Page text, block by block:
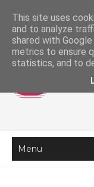
This site uses
and to analyze
shared with
metrics to ensure
statistics, and to